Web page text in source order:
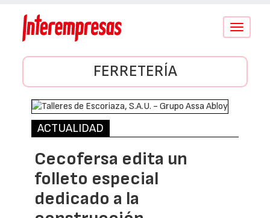
Conmutar
FERRETERÍA
ACTUALIDAD
Cecofersa edita un
folleto especial
dedicado a la